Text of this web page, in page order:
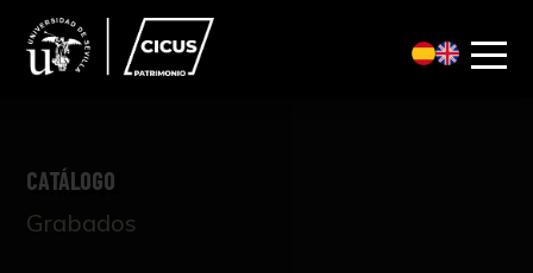
CATÁLOGO
Grabados